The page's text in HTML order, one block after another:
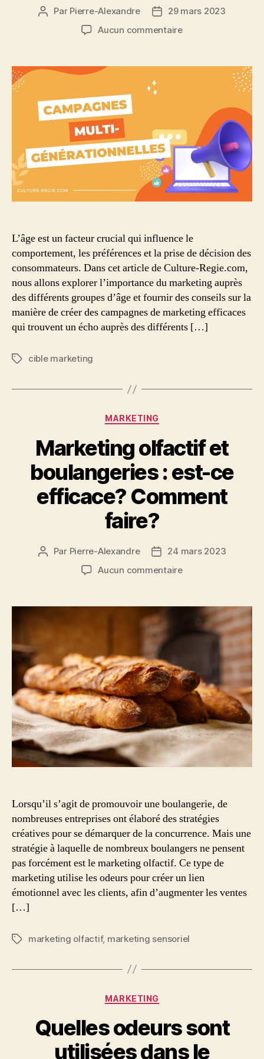
Auteur
Par Pierre-Alexandre
Date29 mars 2023
Aucun commentairesur
des
générationnelles
percutantes
L’âge est un facteur crucial qui influence le
comportement, les préférences et la prise de décision des
consommateurs. Dans cet article de Culture-Regie.com,
nous allons explorer l’importance du marketing auprès
des différents groupes d’âge et fournir des conseils sur la
manière de créer des campagnes de marketing efficaces
qui trouvent un écho auprès des différents […]
Étiquettes
cible marketing
Catégories
MARKETING
Marketing olfactif et
boulangeries : est-ce
efficace? Comment
faire?
Auteur
Par Pierre-Alexandre
Date24 mars 2023
Aucun commentairesur
et
boulangeries
efficace?
Comment
faire?
Lorsqu’il s’agit de promouvoir une boulangerie, de
nombreuses entreprises ont élaboré des stratégies
créatives pour se démarquer de la concurrence. Mais une
stratégie à laquelle de nombreux boulangers ne pensent
pas forcément est le marketing olfactif. Ce type de
marketing utilise les odeurs pour créer un lien
émotionnel avec les clients, afin d’augmenter les ventes
[…]
Étiquettes
marketing olfactif, marketing sensoriel
Catégories
MARKETING
Quelles odeurs sont
utilisées dans le